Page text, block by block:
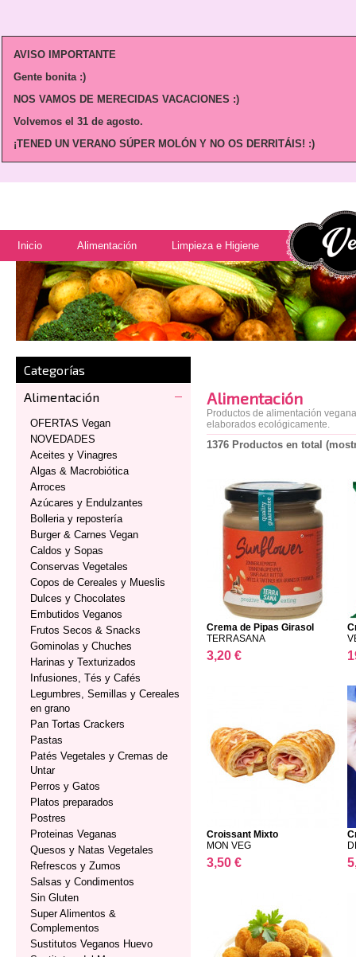
AVISO IMPORTANTE
Gente bonita :)
NOS VAMOS DE MERECIDAS VACACIONES :)
Volvemos el 31 de agosto.
¡TENED UN VERANO SÚPER MOLÓN Y NO OS DERRITÁIS! :)
Inicio Alimentación Limpieza e Higiene
Categorías
Alimentación
OFERTAS Vegan
NOVEDADES
Aceites y Vinagres
Algas & Macrobiótica
Arroces
Azúcares y Endulzantes
Bolleria y repostería
Burger & Carnes Vegan
Caldos y Sopas
Conservas Vegetales
Copos de Cereales y Mueslis
Dulces y Chocolates
Embutidos Veganos
Frutos Secos & Snacks
Gominolas y Chuches
Harinas y Texturizados
Infusiones, Tés y Cafés
Legumbres, Semillas y Cereales
en grano
Pan Tortas Crackers
Pastas
Patés Vegetales y Cremas de
Untar
Perros y Gatos
Platos preparados
Postres
Proteinas Veganas
Quesos y Natas Vegetales
Refrescos y Zumos
Salsas y Condimentos
Sin Gluten
Super Alimentos &
Complementos
Sustitutos Veganos Huevo
Alimentación
Productos de alimentación
elaborados ecológicamente.
1376 Productos en total
Crema de Pipas Girasol
TERRASANA
3,20 €
Croissant Mixto
MON VEG
3,50 €